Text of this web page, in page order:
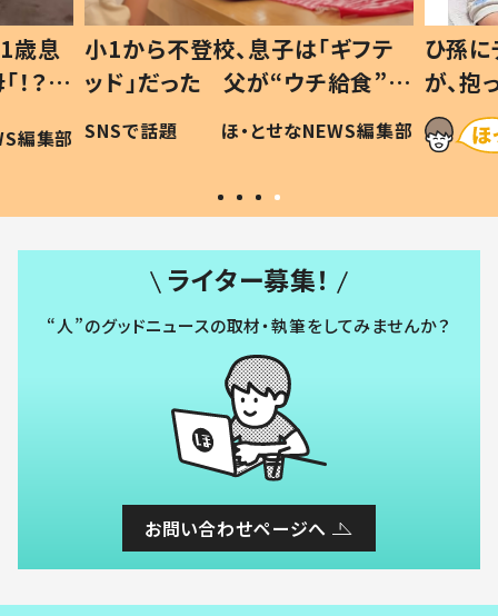
歳息
？」
編集部
小1から不登校、息子は「ギフテ
ッド」だった 父が“ウチ給食”を
作り続ける理由とは #令和の親
#令和の子
SNSで話題 ほ・とせなNEWS編集部
ひ孫
が、
「涙が
い」
ライター募集！
“人”のグッドニュースの取材・執筆をしてみませんか？
お問い合わせページへ